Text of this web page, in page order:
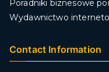
Poradniki biznesowe
Wydawnictwo
Contact Information